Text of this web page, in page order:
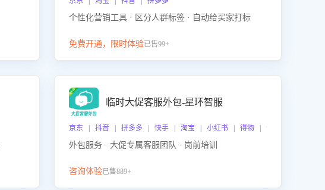
个性化营销工具 · 区分人群标签 · 自动给买家打标
免费开通，限时体验已售99+
临时大促客服外包-星环智服
京东 | 抖音 | 拼多多 | 快手 | 淘宝 | 小红书 | 得物 | 企业微信
外包服务 · 大促专属客服团队 · 岗前培训
咨询体验已售889+